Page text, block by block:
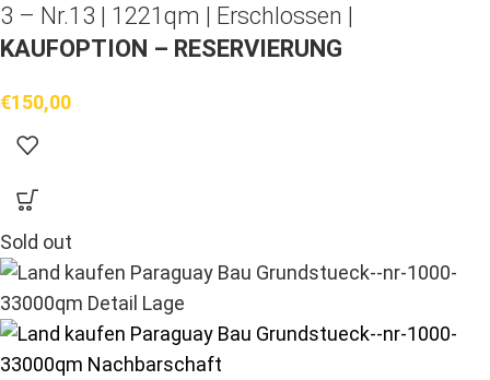
3 – Nr.13 | 1221qm | Erschlossen |
KAUFOPTION – RESERVIERUNG
€150,00
Sold out